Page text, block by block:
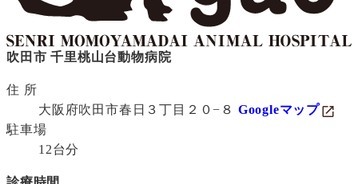
吹田市 千里桃山台動物病院
住 所
大阪府吹田市春日３丁目２０−８ Googleマップ
駐車場
12台分